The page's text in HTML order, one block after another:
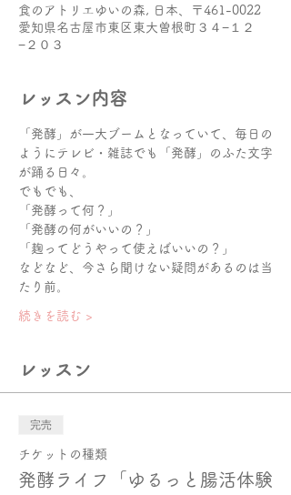
食のアトリエゆいの森, 日本、〒461-0022
愛知県名古屋市東区東大曽根町３４−１２
−２０３
レッスン内容
「発酵」が一大ブームとなっていて、毎日の
ようにテレビ・雑誌でも「発酵」のふた文字
が踊る日々。
でもでも、
「発酵って何？」
「発酵の何がいいの？」
「麹ってどうやって使えばいいの？」
などなど、今さら聞けない疑問があるのは当
たり前。
続きを読む >
レッスン
完売
チケットの種類
発酵ライフ「ゆるっと腸活体験